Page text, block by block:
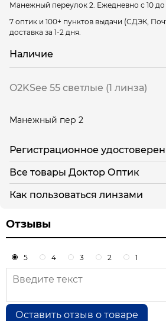
Манежный переулок 2. Ежедневно с 10 до
7 оптик и 100+ пунктов выдачи (СДЭК,
доставка за 1-2 дня.
Наличие
O2KSee 55 светлые (1 линза)
Манежный пер 2
Регистрационное
Все товары Доктор Оптик
Как пользоваться линзами
Отзывы
5 4 3 2 1
Оставить отзыв о товаре